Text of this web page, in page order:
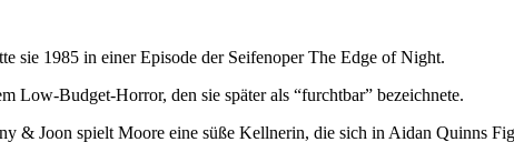
sie 1985 in einer Episode der Seifenoper The Edge of Night.
Budget-Horror, den sie später als “furchtbar” bezeichnete.
& Joon spielt Moore eine süße Kellnerin, die sich in Aidan Quinns